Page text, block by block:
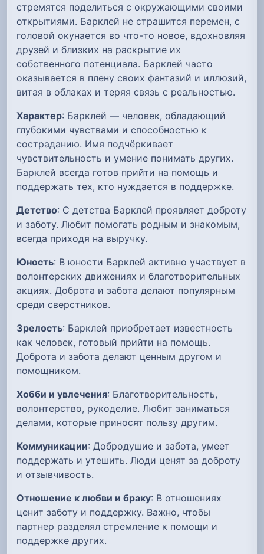
стремятся поделиться с окружающими своими
открытиями. Барклей не страшится перемен, с
головой окунается во что-то новое, вдохновляя
друзей и близких на раскрытие их
собственного потенциала. Барклей часто
оказывается в плену своих фантазий и иллюзий,
витая в облаках и теряя связь с реальностью.
Характер: Барклей — человек, обладающий
глубокими чувствами и способностью к
состраданию. Имя подчёркивает
чувствительность и умение понимать других.
Барклей всегда готов прийти на помощь и
поддержать тех, кто нуждается в поддержке.
Детство: С детства Барклей проявляет доброту
и заботу. Любит помогать родным и знакомым,
всегда приходя на выручку.
Юность: В юности Барклей активно участвует в
волонтерских движениях и благотворительных
акциях. Доброта и забота делают популярным
среди сверстников.
Зрелость: Барклей приобретает известность
как человек, готовый прийти на помощь.
Доброта и забота делают ценным другом и
помощником.
Хобби и увлечения: Благотворительность,
волонтерство, рукоделие. Любит заниматься
делами, которые приносят пользу другим.
Коммуникации: Добродушие и забота, умеет
поддержать и утешить. Люди ценят за доброту
и отзывчивость.
Отношение к любви и браку: В отношениях
ценит заботу и поддержку. Важно, чтобы
партнер разделял стремление к помощи и
поддержке других.